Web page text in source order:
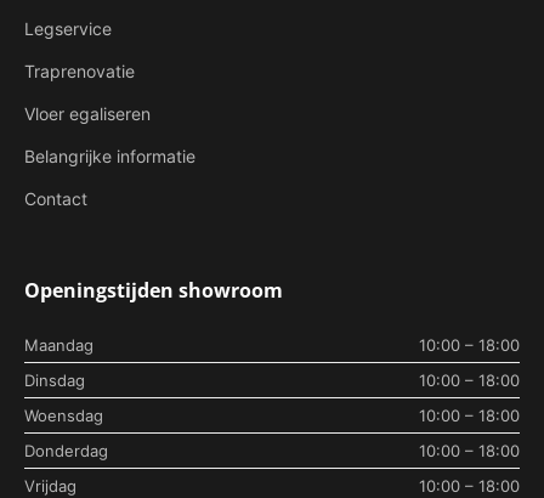
Legservice
Traprenovatie
Vloer egaliseren
Belangrijke informatie
Contact
Openingstijden showroom
Maandag
10:00 – 18:00
Dinsdag
10:00 – 18:00
Woensdag
10:00 – 18:00
Donderdag
10:00 – 18:00
Vrijdag
10:00 – 18:00